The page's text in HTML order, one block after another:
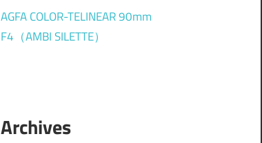
AGFA COLOR-TELINEAR 90mm
F4（AMBI SILETTE）
Archives